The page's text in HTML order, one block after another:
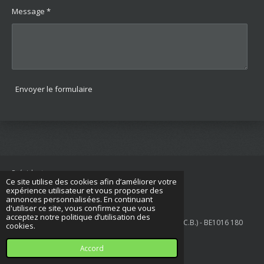
Ce site utilise des cookies afin d’améliorer votre
expérience utilisateur et vous proposer des
annonces personnalisées. En continuant
d'utiliser ce site, vous confirmez que vous
acceptez notre politique d’utilisation des
cookies.
Accord
Message *
Envoyer le formulaire
Présidente:
Milou Hernalsteen
dscb@dscb.be
© 2023 - 2024 Deutscher Spitz Club of Belgium (D.S.C.B.) - BE1016 180